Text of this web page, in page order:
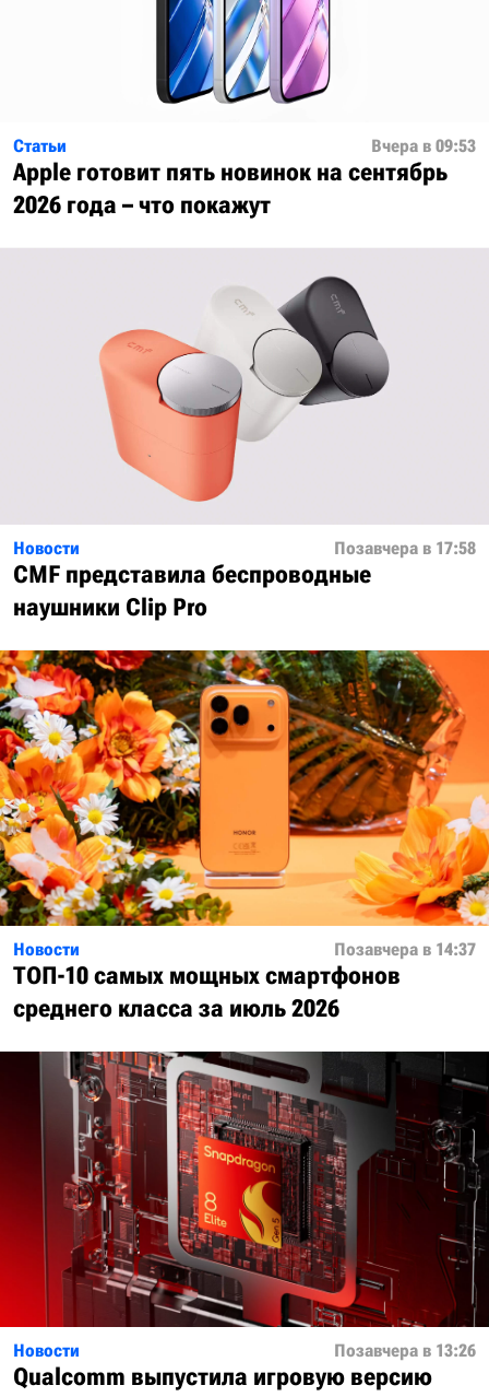
Статьи Вчера в 09:53
Apple готовит пять новинок на сентябрь
2026 года – что покажут
Новости Позавчера в 17:58
CMF представила беспроводные
наушники Clip Pro
Новости Позавчера в 14:37
ТОП-10 самых мощных смартфонов
среднего класса за июль 2026
Новости Позавчера в 13:26
Qualcomm выпустила игровую версию